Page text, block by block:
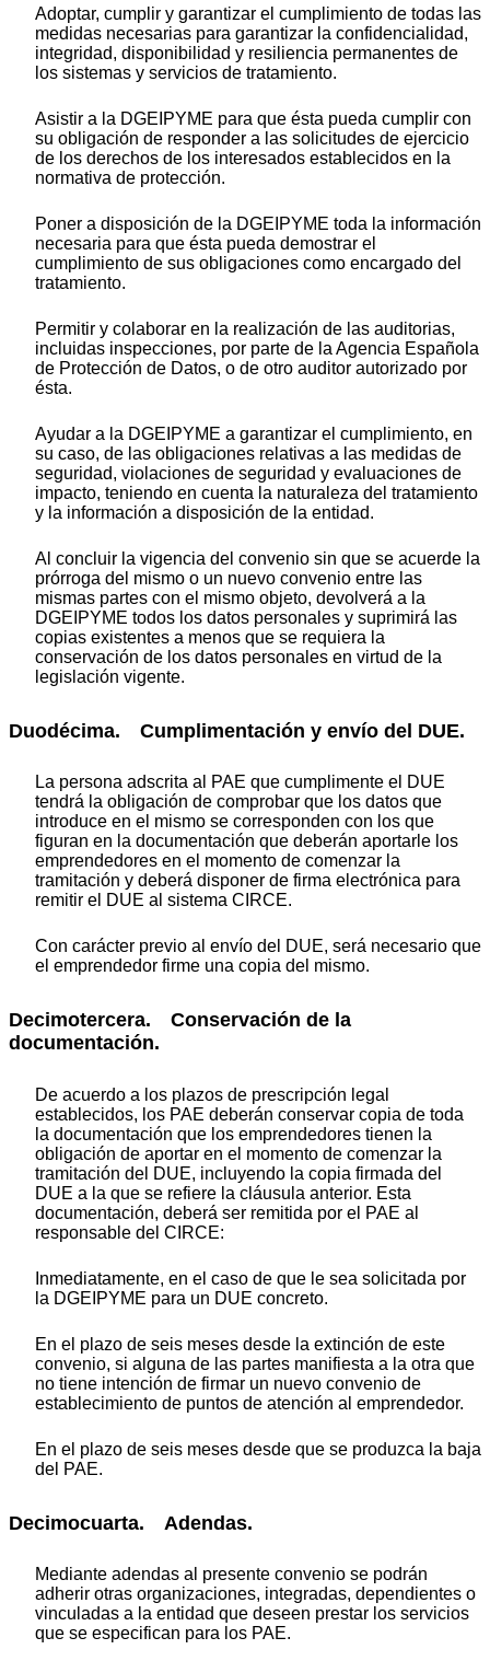
Adoptar, cumplir y garantizar el cumplimiento de todas las
medidas necesarias para garantizar la confidencialidad,
integridad, disponibilidad y resiliencia permanentes de
los sistemas y servicios de tratamiento.
Asistir a la DGEIPYME para que ésta pueda cumplir con
su obligación de responder a las solicitudes de ejercicio
de los derechos de los interesados establecidos en la
normativa de protección.
Poner a disposición de la DGEIPYME toda la información
necesaria para que ésta pueda demostrar el
cumplimiento de sus obligaciones como encargado del
tratamiento.
Permitir y colaborar en la realización de las auditorias,
incluidas inspecciones, por parte de la Agencia Española
de Protección de Datos, o de otro auditor autorizado por
ésta.
Ayudar a la DGEIPYME a garantizar el cumplimiento, en
su caso, de las obligaciones relativas a las medidas de
seguridad, violaciones de seguridad y evaluaciones de
impacto, teniendo en cuenta la naturaleza del tratamiento
y la información a disposición de la entidad.
Al concluir la vigencia del convenio sin que se acuerde la
prórroga del mismo o un nuevo convenio entre las
mismas partes con el mismo objeto, devolverá a la
DGEIPYME todos los datos personales y suprimirá las
copias existentes a menos que se requiera la
conservación de los datos personales en virtud de la
legislación vigente.
Duodécima. Cumplimentación y envío del DUE.
La persona adscrita al PAE que cumplimente el DUE
tendrá la obligación de comprobar que los datos que
introduce en el mismo se corresponden con los que
figuran en la documentación que deberán aportarle los
emprendedores en el momento de comenzar la
tramitación y deberá disponer de firma electrónica para
remitir el DUE al sistema CIRCE.
Con carácter previo al envío del DUE, será necesario que
el emprendedor firme una copia del mismo.
Decimotercera. Conservación de la
documentación.
De acuerdo a los plazos de prescripción legal
establecidos, los PAE deberán conservar copia de toda
la documentación que los emprendedores tienen la
obligación de aportar en el momento de comenzar la
tramitación del DUE, incluyendo la copia firmada del
DUE a la que se refiere la cláusula anterior. Esta
documentación, deberá ser remitida por el PAE al
responsable del CIRCE:
Inmediatamente, en el caso de que le sea solicitada por
la DGEIPYME para un DUE concreto.
En el plazo de seis meses desde la extinción de este
convenio, si alguna de las partes manifiesta a la otra que
no tiene intención de firmar un nuevo convenio de
establecimiento de puntos de atención al emprendedor.
En el plazo de seis meses desde que se produzca la baja
del PAE.
Decimocuarta. Adendas.
Mediante adendas al presente convenio se podrán
adherir otras organizaciones, integradas, dependientes o
vinculadas a la entidad que deseen prestar los servicios
que se especifican para los PAE.